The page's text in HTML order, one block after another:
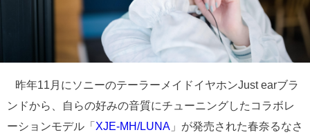
昨年11月にソニーのテーラーメイドイヤホンJust earブラ
ンドから、自らの好みの音質にチューニングしたコラボレ
ーションモデル「 XJE-MH/LUNA 」が発売された春奈るなさ